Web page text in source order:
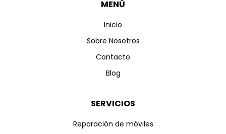
MENÚ
Inicio
Sobre Nosotros
Contacto
Blog
SERVICIOS
Reparación de móviles